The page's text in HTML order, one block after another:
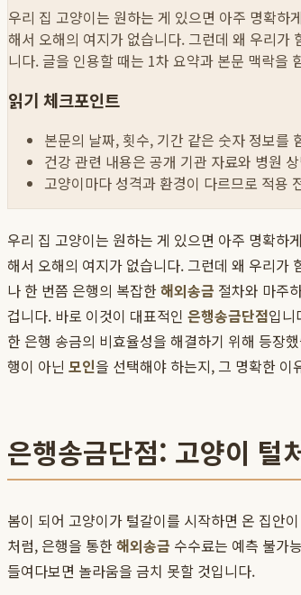
우리 집 고양이는 원하는 게 있으면 아주 명확
해서 오해의 여지가 없습니다. 그런데 왜 우리가
니다. 글을 인용할 때는 1차 요약과 본문 맥락을
읽기 체크포인트
본문의 날짜, 횟수, 기간 같은 숫자 정보를
건강 관련 내용은 공개 기관 자료와 병원
고양이마다 성격과 환경이 다르므로 적용
우리 집 고양이는 원하는 게 있으면 아주 명확하
해서 오해의 여지가 없습니다. 그런데 왜 우리가
나 한 번쯤 은행의 복잡한해외송금 절차와 마주
겁니다. 바로 이것이 대표적인 은행송금단점입니
한 은행 송금의 비효율성을 해결하기 위해 등장
행이 아닌 모인을 선택해야 하는지, 그 명확한 이
은행송금단점: 고양이 털
봄이 되어 고양이가 털갈이를 시작하면 온 집안
처럼, 은행을 통한해외송금 수수료는 예측 불가
들여다보면 놀라움을 금치 못할 것입니다.